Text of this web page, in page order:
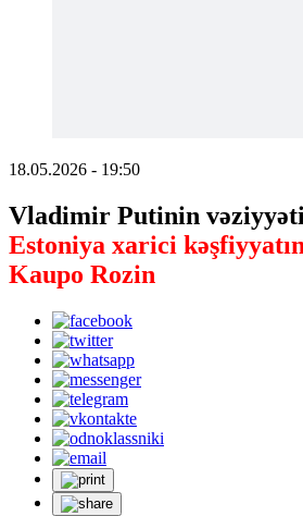
18.05.2026 - 19:50
Vladimir Putinin vəziyyəti
Estoniya xarici
Kaupo Rozin